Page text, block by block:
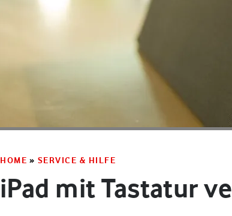
HOME » SERVICE & HILFE
iPad mit Tastatur